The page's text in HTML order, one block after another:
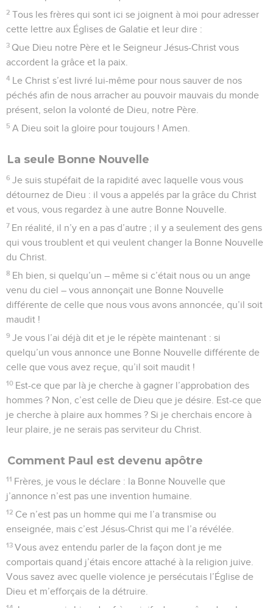
2 Tous les frères qui sont ici se joignent à moi pour adresser
cette lettre aux Églises de Galatie et leur dire :
3 Que Dieu notre Père et le Seigneur Jésus-Christ vous
accordent la grâce et la paix.
4 Le Christ s’est livré lui-même pour nous sauver de nos
péchés afin de nous arracher au pouvoir mauvais du monde
présent, selon la volonté de Dieu, notre Père.
5 A Dieu soit la gloire pour toujours ! Amen.
La seule Bonne Nouvelle
6 Je suis stupéfait de la rapidité avec laquelle vous vous
détournez de Dieu : il vous a appelés par la grâce du Christ
et vous, vous regardez à une autre Bonne Nouvelle.
7 En réalité, il n’y en a pas d’autre ; il y a seulement des gens
qui vous troublent et qui veulent changer la Bonne Nouvelle
du Christ.
8 Eh bien, si quelqu’un – même si c’était nous ou un ange
venu du ciel – vous annonçait une Bonne Nouvelle
différente de celle que nous vous avons annoncée, qu’il soit
maudit !
9 Je vous l’ai déjà dit et je le répète maintenant : si
quelqu’un vous annonce une Bonne Nouvelle différente de
celle que vous avez reçue, qu’il soit maudit !
10 Est-ce que par là je cherche à gagner l’approbation des
hommes ? Non, c’est celle de Dieu que je désire. Est-ce que
je cherche à plaire aux hommes ? Si je cherchais encore à
leur plaire, je ne serais pas serviteur du Christ.
Comment Paul est devenu apôtre
11 Frères, je vous le déclare : la Bonne Nouvelle que
j’annonce n’est pas une invention humaine.
12 Ce n’est pas un homme qui me l’a transmise ou
enseignée, mais c’est Jésus-Christ qui me l’a révélée.
13 Vous avez entendu parler de la façon dont je me
comportais quand j’étais encore attaché à la religion juive.
Vous savez avec quelle violence je persécutais l’Église de
Dieu et m’efforçais de la détruire.